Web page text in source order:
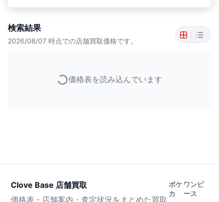
検索結果
2026/08/07 時点での店舗買取価格です。
価格表を読み込んでいます
Clove Base 店舗買取
価格表・店舗案内・査定状況をまとめた買取
ポケ
カ
ワンピ
ース